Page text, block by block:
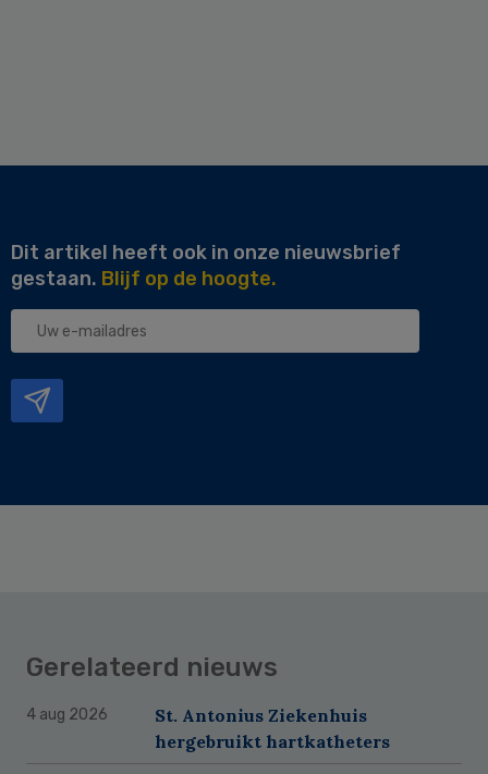
Dit artikel heeft ook in onze nieuwsbrief
gestaan. Blijf op de hoogte.
Uw
Gerelateerd nieuws
4 aug 2026
St. Antonius Ziekenhuis
hergebruikt hartkatheters